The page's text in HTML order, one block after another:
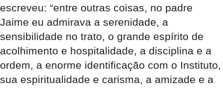
escreveu: “entre outras coisas, no padre
Jaime eu admirava a serenidade, a
sensibilidade no trato, o grande espírito de
acolhimento e hospitalidade, a disciplina e a
ordem, a enorme identificação com o Instituto,
sua espiritualidade e carisma, a amizade e a